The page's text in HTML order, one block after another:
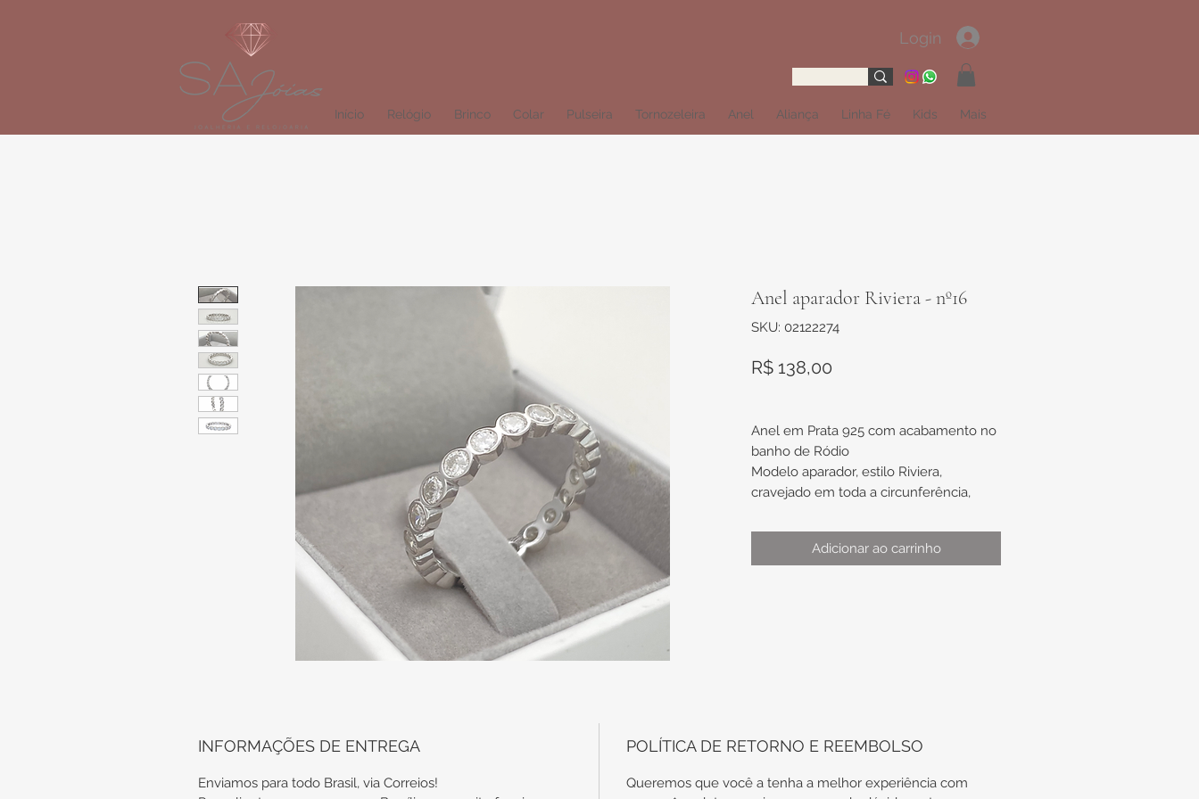
Login
Início Relógio Brinco Colar Pulseira Tornozeleira Anel Aliança Linha Fé Kids Mais
Anel aparador Riviera - nº16
SKU: 02122274
R$ 138,00
Anel em Prata 925 com acabamento no
banho de Ródio
Modelo aparador, estilo Riviera,
cravejado em toda a circunferência,
No caso de troca de anel, não nos
disponibilidade do mesmo modelo
Adicionar ao carrinho
INFORMAÇÕES DE ENTREGA
Enviamos para todo Brasil, via Correios!
POLÍTICA DE RETORNO E REEMBOLSO
Queremos que você a tenha a melhor experiência com